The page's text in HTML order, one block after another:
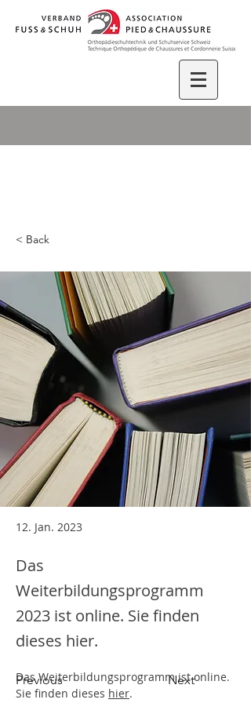
< Back
12. Jan. 2023
Das
Weiterbildungsprogramm
2023 ist online. Sie finden
dieses hier.
Previous Next
Das Weiterbildungsprogramm ist online.
Sie finden dieses hier.